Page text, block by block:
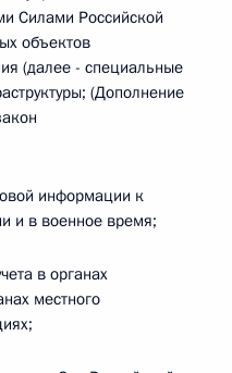
Силами Российской
объектов
(далее - специальные
(Дополнение
информации к
и в военное время;
в органах
местного